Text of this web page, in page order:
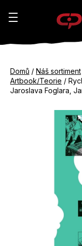
Domů / Náš sortiment
Artbook/Teorie /
Jaroslava Foglara,
K
do
obchodu
do
obchodu